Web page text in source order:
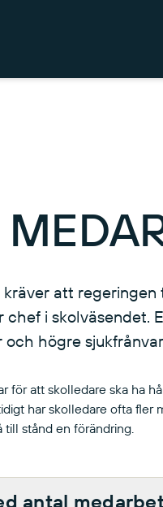
kräver att
i skolväsendet.
högre
för att skolledare ska ha
har skolledare ofta fler
stånd en förändring.
antal